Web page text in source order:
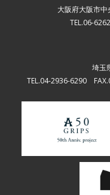
大阪府大阪市
TEL.06-
埼玉
TEL.04-2936-6290